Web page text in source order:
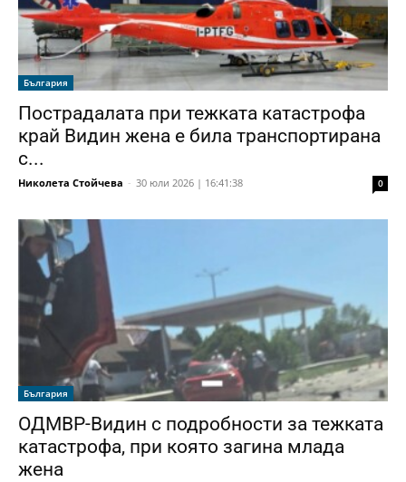
България
Пострадалата при тежката катастрофа
край Видин жена е била транспортирана
с...
Николета Стойчева - 30 юли 2026 | 16:41:38 0
България
ОДМВР-Видин с подробности за тежката
катастрофа, при която загина млада
жена